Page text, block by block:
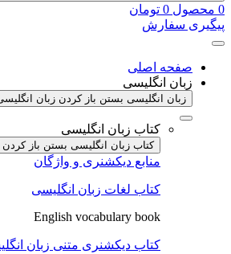
0 محصول 0 تومان
پیگیری سفارش
صفحه اصلی
زبان انگلیسی
زبان انگلیسی بستن باز کردن زبان
کتاب زبان انگلیسی
کتاب زبان انگلیسی بستن باز
منابع دیکشنری و واژگان
کتاب لغات زبان انگلیسی
English vocabulary book
کتاب دیکشنری متنی زبان